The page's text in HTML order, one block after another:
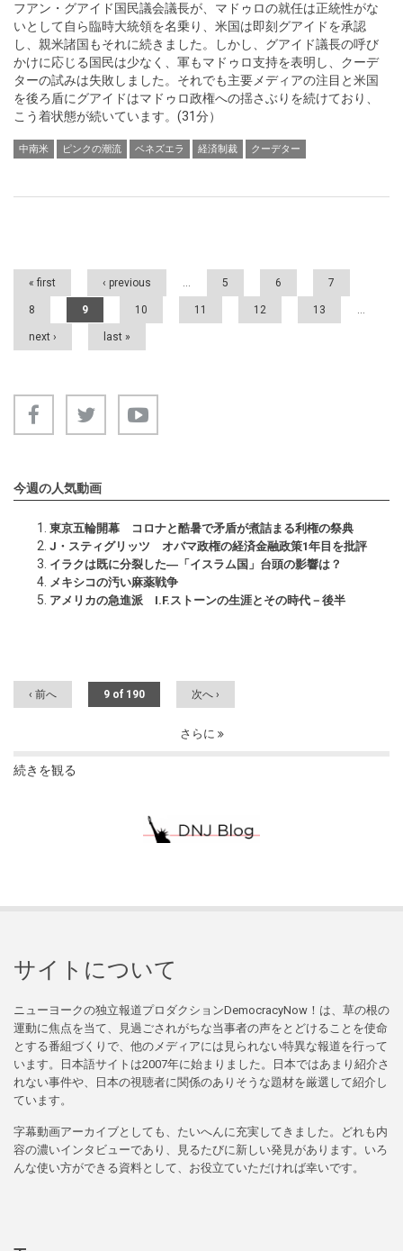
フアン・グアイド国民議会議長が、マドゥロの就任は正統性がな
いとして自ら臨時大統領を名乗り、米国は即刻グアイドを承認
し、親米諸国もそれに続きました。しかし、グアイド議長の呼び
かけに応じる国民は少なく、軍もマドゥロ支持を表明し、クーデ
ターの試みは失敗しました。それでも主要メディアの注目と米国
を後ろ盾にグアイドはマドゥロ政権への揺さぶりを続けており、
こう着状態が続いています。(31分）
中南米 ピンクの潮流 ベネズエラ 経済制裁 クーデター
Pages
« first ‹ previous … 5 6 7
8 9 10 11 12 13 …
next › last »
今週の人気動画
東京五輪開幕 コロナと酷暑で矛盾が煮詰まる利権の祭典
J・スティグリッツ オバマ政権の経済金融政策1年目を批評
イラクは既に分裂した―「イスラム国」台頭の影響は？
メキシコの汚い麻薬戦争
アメリカの急進派 I.F.ストーンの生涯とその時代－後半
‹ 前へ 9 of 190 次へ ›
さらに
続きを観る
サイトについて
ニューヨークの独立報道プロダクションDemocracyNow！は、草の根の
運動に焦点を当て、見過ごされがちな当事者の声をとどけることを使命
とする番組づくりで、他のメディアには見られない特異な報道を行って
います。日本語サイトは2007年に始まりました。日本ではあまり紹介さ
れない事件や、日本の視聴者に関係のありそうな題材を厳選して紹介し
ています。
字幕動画アーカイブとしても、たいへんに充実してきました。どれも内
容の濃いインタビューであり、見るたびに新しい発見があります。いろ
んな使い方ができる資料として、お役立ていただければ幸いです。